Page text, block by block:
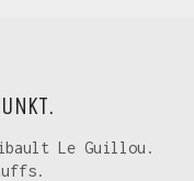
Le Guillou.